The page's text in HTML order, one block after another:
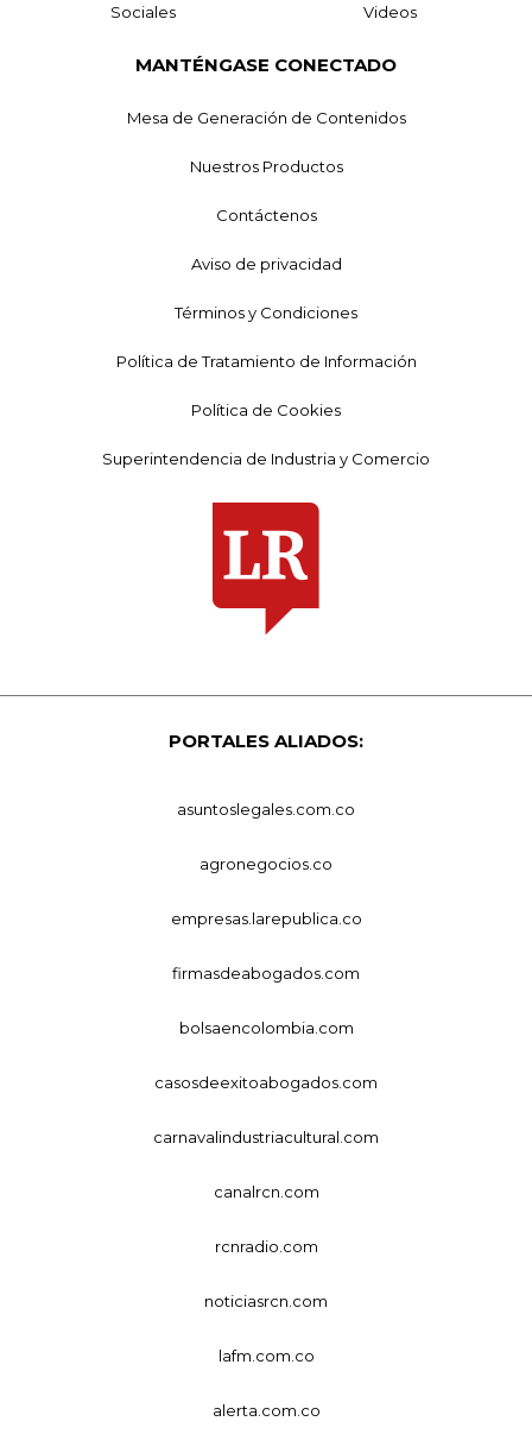
Sociales Videos
MANTÉNGASE CONECTADO
Mesa de Generación de Contenidos
Nuestros Productos
Contáctenos
Aviso de privacidad
Términos y Condiciones
Política de Tratamiento de Información
Política de Cookies
Superintendencia de Industria y Comercio
PORTALES ALIADOS:
asuntoslegales.com.co
agronegocios.co
empresas.larepublica.co
firmasdeabogados.com
bolsaencolombia.com
casosdeexitoabogados.com
carnavalindustriacultural.com
canalrcn.com
rcnradio.com
noticiasrcn.com
lafm.com.co
alerta.com.co